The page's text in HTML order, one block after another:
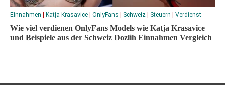
Einnahmen Katja Krasavice OnlyFans Schweiz Steuern Verdienst
Wie viel verdienen OnlyFans Models wie Katja Krasavice
und Beispiele aus der Schweiz Dozlih Einnahmen Vergleich